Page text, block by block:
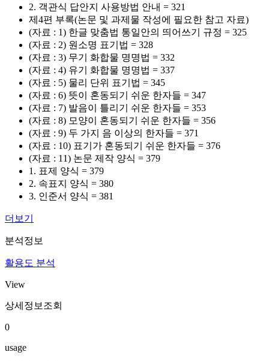
2. 객관식 답안지 사용방법 안내 = 321
제4편 부록(논문 및 과제물 작성에 필요한 참고 자료)
(자료 : 1) 한글 맞춤법 통일안의 띄어쓰기 규정 = 325
(자료 : 2) 원소명 표기법 = 328
(자료 : 3) 무기 화합물 명명법 = 332
(자료 : 4) 유기 화합물 명명법 = 337
(자료 : 5) 물리 단위 표기법 = 345
(자료 : 6) 뜻이 혼동되기 쉬운 한자들 = 347
(자료 : 7) 발음이 틀리기 쉬운 한자들 = 353
(자료 : 8) 모양이 혼동되기 쉬운 한자들 = 356
(자료 : 9) 두 가지 음 이상의 한자들 = 371
(자료 : 10) 표기가 혼동되기 쉬운 한자들 = 376
(자료 : 11) 논문 제작 양식 = 379
1. 표제 양식 = 379
2. 속표지 양식 = 380
3. 인준서 양식 = 381
더보기
분석정보
활용도 분석
View
상세정보조회
0
usage